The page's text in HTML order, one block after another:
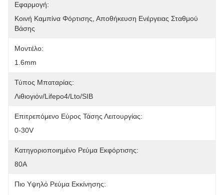
Εφαρμογή:
Κοινή Καμπίνα Φόρτισης, Αποθήκευση Ενέργειας Σταθμού
Βάσης
Μοντέλο:
1.6mm
Τύπος Μπαταρίας:
Λιθιογιόν/Lifepo4/Lto/SIB
Επιτρεπόμενο Εύρος Τάσης Λειτουργίας:
0-30V
Κατηγοριοποιημένο Ρεύμα Εκφόρτισης:
80A
Πιο Υψηλό Ρεύμα Εκκίνησης: